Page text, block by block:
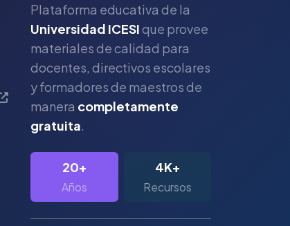
Plataforma educativa de la
Universidad ICESIque provee
materiales de calidad para
docentes, directivos escolares
y formadores de maestros de
manera completamente
gratuita.
20+
Años
4K+
Recursos